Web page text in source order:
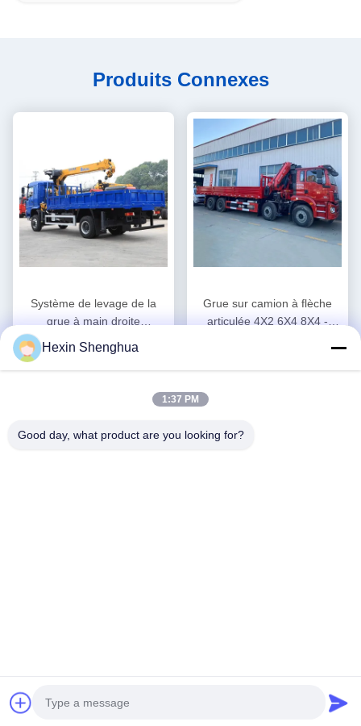
Produits Connexes
Système de levage de la
grue à main droite
hydraulique de 7 tonnes
Grue sur camion à flèche
articulée 4X2 6X4 8X4 -
Hexin Shenghua
1:37 PM
Good day, what product are you looking for?